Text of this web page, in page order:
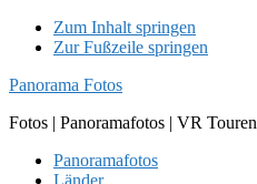
Zum Inhalt springen
Zur Fußzeile springen
Panorama Fotos
Fotos | Panoramafotos | VR Touren
Panoramafotos
Länder